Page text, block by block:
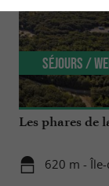
Les phares de
620 m - Île-
Séjours /